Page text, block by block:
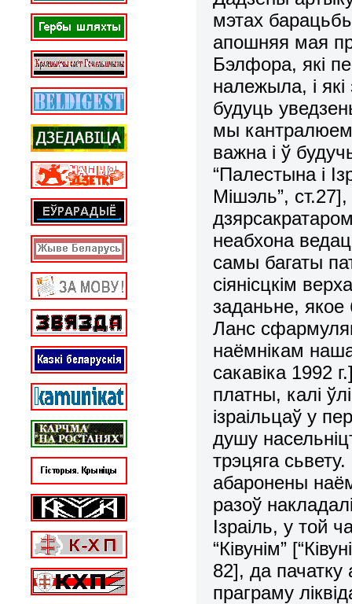
мэтах
апошняя мая
Бэлфора, які
належыла, і які
будуць
мы кантралюем
важна і ў
“Палестына і
Мішэль”,
неабхона
самы багаты
сіянісцкім
заданьне,
Ланс
наёмнікам
сакавіка 1992
платны, калі
ізраільцаў у
душу
трэцяга
абаронены
разоў
Ізраіль, у той
“Ківунім”
82], да пачатку
праграму